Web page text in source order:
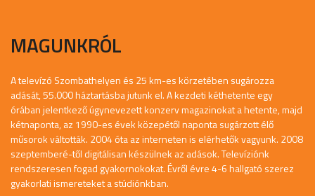
MAGUNKRÓL
A televízó Szombathelyen és 25 km-es körzetében sugározza
adását, 55.000 háztartásba jutunk el. A kezdeti kéthetente egy
órában jelentkező úgynevezett konzerv magazinokat a hetente, majd
kétnaponta, az 1990-es évek közepétől naponta sugárzott élő
műsorok váltották. 2004 óta az interneten is elérhetők vagyunk. 2008
szeptemberé-től digitálisan készülnek az adások. Televíziónk
rendszeresen fogad gyakornokokat. Évről évre 4-6 hallgató szerez
gyakorlati ismereteket a stúdiónkban.